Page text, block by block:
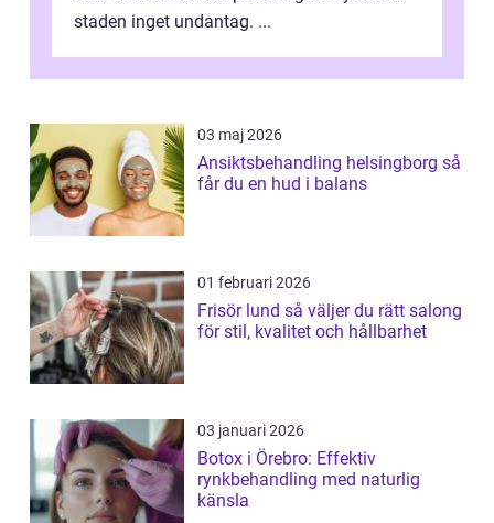
staden inget undantag. ...
03 maj 2026
Ansiktsbehandling helsingborg så
får du en hud i balans
01 februari 2026
Frisör lund så väljer du rätt salong
för stil, kvalitet och hållbarhet
03 januari 2026
Botox i Örebro: Effektiv
rynkbehandling med naturlig
känsla